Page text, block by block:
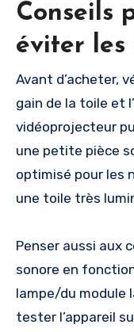
Conseils
éviter les
Avant d’acheter,
gain de la toile et
vidéoprojecteur
une petite pièce
optimisé pour les
une toile très
Penser aussi aux
sonore en
lampe/du module
tester l’appareil